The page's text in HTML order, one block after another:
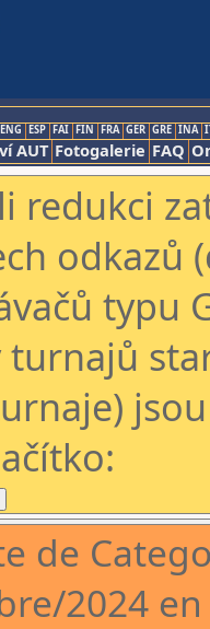
ENG ESP FAI FIN FRA GER GRE INA
AUT Fotogalerie FAQ
redukci
odkazů
typu
turnajů
de
2024 en